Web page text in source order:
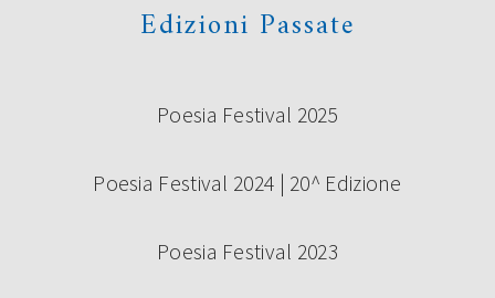
Edizioni Passate
Poesia Festival 2025
Poesia Festival 2024 | 20^ Edizione
Poesia Festival 2023